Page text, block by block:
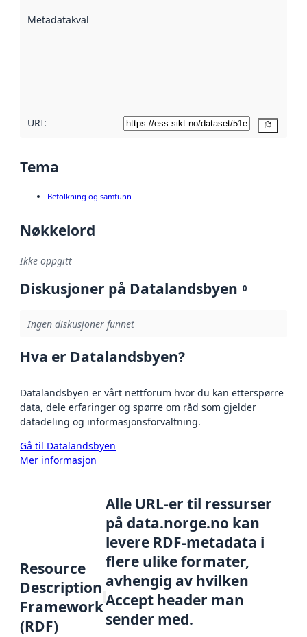
Metadatakvalitet
URI:
Tema
Befolkning og samfunn
Nøkkelord
Ikke oppgitt
Diskusjoner på Datalandsbyen 0
Ingen diskusjoner funnet
Hva er Datalandsbyen?
Datalandsbyen er vårt nettforum hvor du kan etterspørre
data, dele erfaringer og spørre om råd som gjelder
datadeling og informasjonsforvaltning.
Gå til Datalandsbyen
Mer informasjon
Resource
Description
Framework
(RDF)
Alle URL-er til ressurser
på data.norge.no kan
levere RDF-metadata i
flere ulike formater,
avhengig av hvilken
Accept header man
sender med.